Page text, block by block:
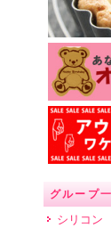
グループ
シリコン